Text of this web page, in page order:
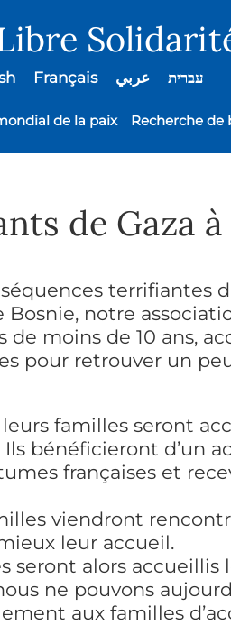
Français عربي עברית
de la paix Recherche de
de Gaza à
terrifiantes
notre
moins de 10 ans,
pour retrouver un
familles seront
bénéficieront d’un
françaises et
viendront
leur accueil.
seront alors
ne pouvons
aux familles